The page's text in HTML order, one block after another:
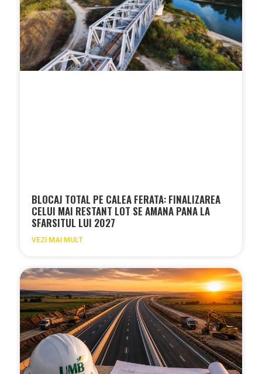
BLOCAJ TOTAL PE CALEA FERATA: FINALIZAREA
CELUI MAI RESTANT LOT SE AMANA PANA LA
SFARSITUL LUI 2027
VEZI MAI MULT